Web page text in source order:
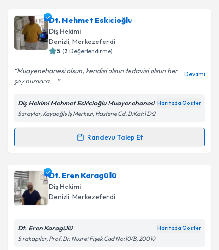
Prof. Dr. Dt. Hasan Babacaniçin randevu takvimi
talebi oluşturun. Size bu uzmandan randevu almanız
için bir takvim hazırlandığında e-posta ile
bilgilendireceğiz.
E-posta Adresiniz
Kişisel verilerimin işlenmesine ilişkin
Metni'ni okudum ve kişisel verilerimin belirtilen
kapsamda işlenmesini kabul ediyorum.
Dt. Mehmet Eskicioğlu
Diş Hekimi
Denizli, Merkezefendi
5 (2 Değerlendirme)
Muayenehanesi olsun, kendisi olsun tedavisi olsun her
şey numara....
Devamı
Diş Hekimi Mehmet Eskicioğlu Muayenehanesi Haritada Göster
Saraylar, Kayaoğlu İş Merkezi, Hastane Cd. D:Kat:1 D:2
Randevu Talep Et
Randevu Takvimi Talebi
Dt. Mehmet Eskicioğluiçin randevu takvimi talebi
oluşturun. Size bu uzmandan randevu almanız için bir
takvim hazırlandığında e-posta ile bilgilendireceğiz.
Dt. Eren Karagüllü
Diş Hekimi
Denizli, Merkezefendi
Dt. Eren Karagüllü Haritada Göster
Sırakapılar, Prof. Dr. Nusret Fişek Cad No:10/B, 20010